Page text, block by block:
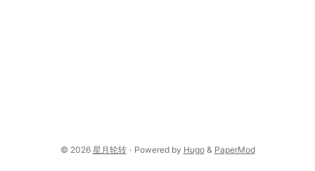
© 2026 星月轮转 · Powered by Hugo& PaperMod